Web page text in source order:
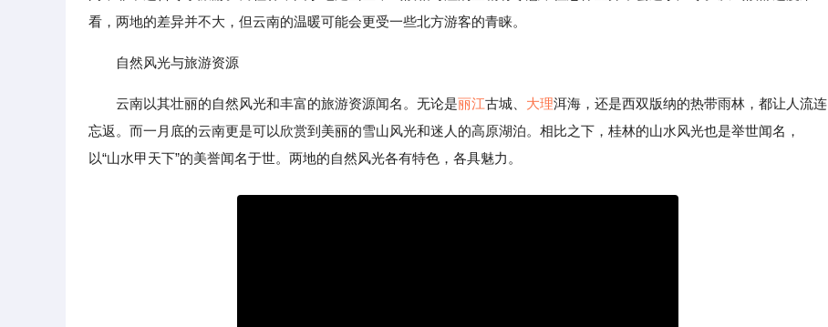
看，两地的差异并不大，但云南的温暖可能会更受一些北方游客的青睐。
自然风光与旅游资源
云南以其壮丽的自然风光和丰富的旅游资源闻名。无论是丽江古城、 大理洱海，还是西双版纳的热带雨林，都让人流连
忘返。而一月底的云南更是可以欣赏到美丽的雪山风光和迷人的高原湖泊。相比之下，桂林的山水风光也是举世闻名，
以“山水甲天下”的美誉闻名于世。两地的自然风光各有特色，各具魅力。